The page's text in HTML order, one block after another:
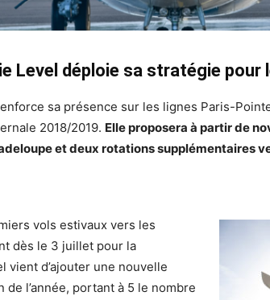
Level déploie sa stratégie pour
sa présence sur les lignes Paris-
2018/2019. Elle proposera à partir de
et deux rotations supplémentaires
vols estivaux vers les
dès le 3 juillet pour la
vient d’ajouter une nouvelle
de l’année, portant à 5 le nombre